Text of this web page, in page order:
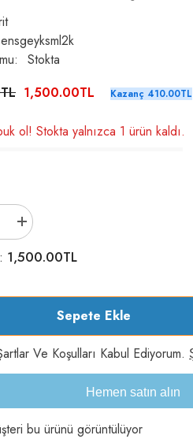
Stokta
1,500.00TL Kazanç 410.00TL
ol! Stokta yalnızca 1 ürün kaldı.
Brit
Care
Grain-
Free
Hassas
Yetişkin
Kuru
artırın
1,500.00TL
Sepete Ekle
Ve Koşulları Kabul Ediyorum.
Hemen satın alın
bu ürünü görüntülüyor